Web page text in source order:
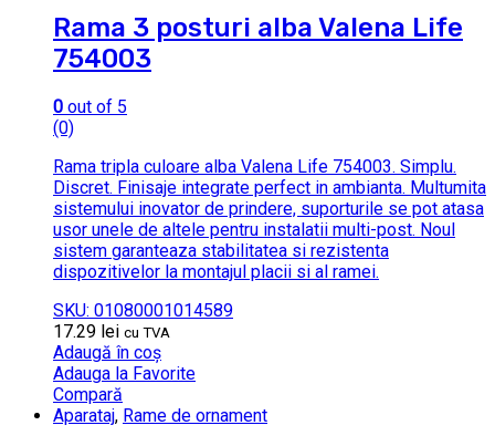
Rama 3 posturi alba Valena Life
754003
0 out of 5
(0)
Rama tripla culoare alba Valena Life 754003. Simplu.
Discret. Finisaje integrate perfect in ambianta. Multumita
sistemului inovator de prindere, suporturile se pot atasa
usor unele de altele pentru instalatii multi-post. Noul
sistem garanteaza stabilitatea si rezistenta
dispozitivelor la montajul placii si al ramei.
SKU: 01080001014589
17.29 lei cu TVA
Adaugă în coș
Adauga la Favorite
Compară
Aparataj, Rame de ornament